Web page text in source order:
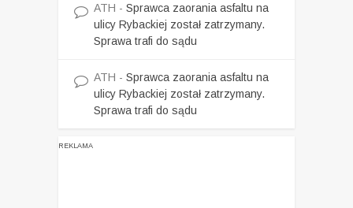
ATH - Sprawca zaorania asfaltu na
ulicy Rybackiej został zatrzymany.
Sprawa trafi do sądu
ATH - Sprawca zaorania asfaltu na
ulicy Rybackiej został zatrzymany.
Sprawa trafi do sądu
REKLAMA